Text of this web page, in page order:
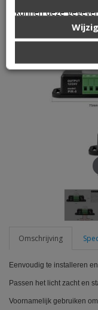
VERLICHTING
Automatische
Omschrijving
Eenvoudig te installeren
Passen het licht zacht en
Voornamelijk gebruiken
kunnen deze
die u aan ze heeft
basis van uw